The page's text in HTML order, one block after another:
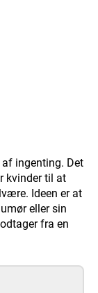
ingenting. Det
kvinder til at
Ideen er at
eller sin
fra en